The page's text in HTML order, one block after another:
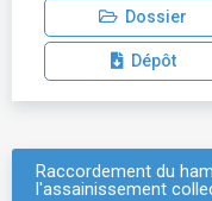
Dossier
Dépôt
Raccordement du
l'assainissement